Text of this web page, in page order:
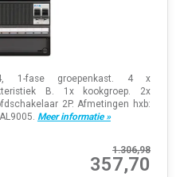
64, 1-fase groepenkast. 4 x
B. 1x kookgroep. 2x
2P. Afmetingen hxb:
Meer informatie »
1.306,98
357,70